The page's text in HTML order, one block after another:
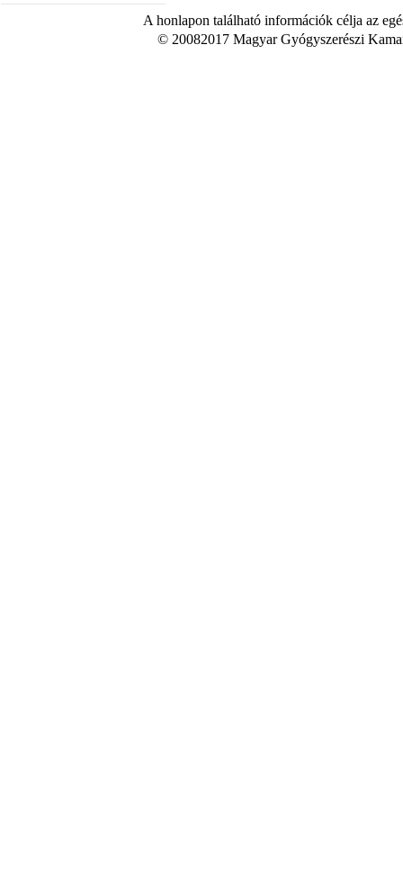
A honlapon található információk célja az
© 20082017 Magyar Gyógyszerészi